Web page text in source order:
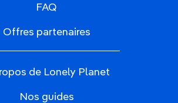
FAQ
Offres partenaires
de Lonely Planet
Nos guides